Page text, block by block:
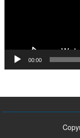
00:00